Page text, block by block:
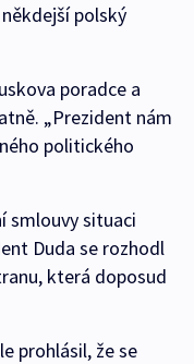
polský
poradce a
„Prezident nám
politického
smlouvy situaci
Duda se rozhodl
která doposud
prohlásil, že se